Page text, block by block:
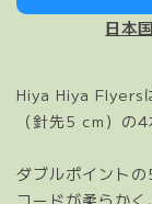
日本
Hiya Hiya Flyers
（針先5 cm）の4
ダブルポイントの
コードが柔らかく